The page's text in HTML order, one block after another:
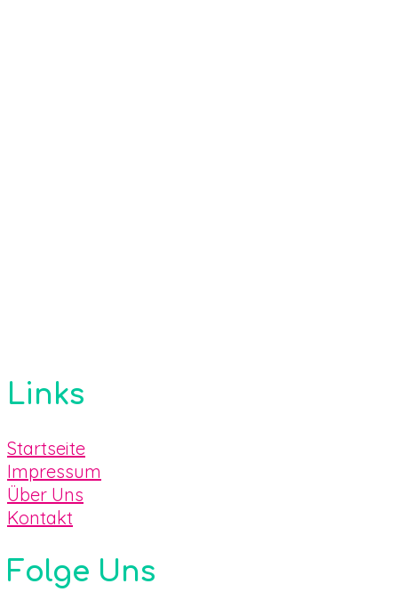
Links
Startseite
Impressum
Über Uns
Kontakt
Folge Uns